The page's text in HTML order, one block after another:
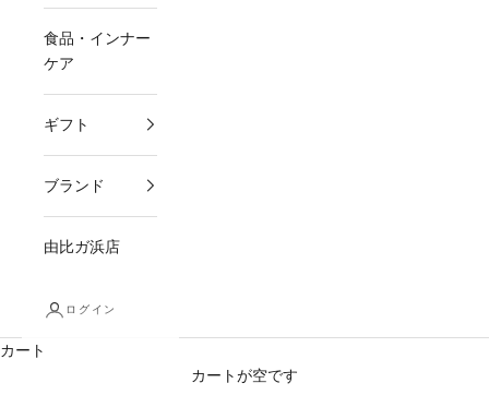
食品・インナー
ケア
ギフト
ブランド
由比ガ浜店
ログイン
カート
カートが空です